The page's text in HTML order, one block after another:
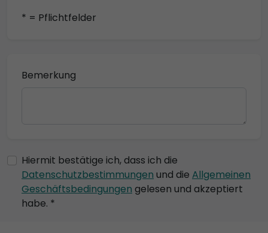
* = Pflichtfelder
Bemerkung
Hiermit bestätige ich, dass ich die
Datenschutzbestimmungen und die Allgemeinen
Geschäftsbedingungen gelesen und akzeptiert
habe. *